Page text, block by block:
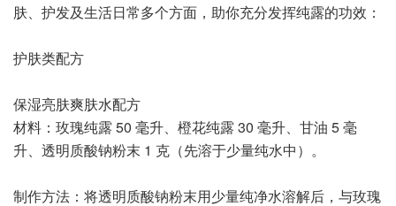
肤、护发及生活日常多个方面，助你充分发挥纯露的功效：
护肤类配方
保湿亮肤爽肤水配方
材料：玫瑰纯露 50 毫升、橙花纯露 30 毫升、甘油 5 毫
升、透明质酸钠粉末 1 克（先溶于少量纯水中）。
制作方法：将透明质酸钠粉末用少量纯净水溶解后，与玫瑰